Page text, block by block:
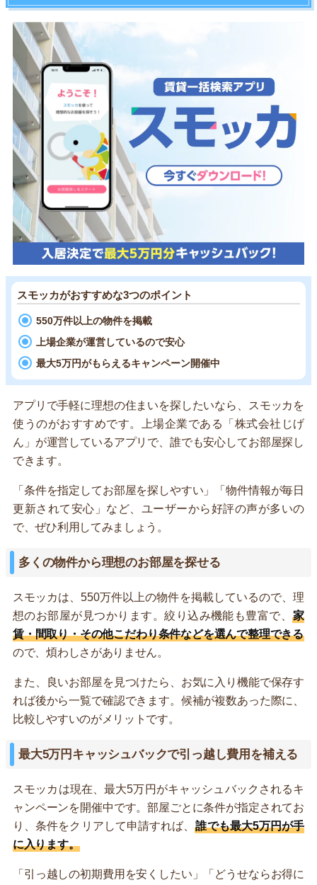
スモッカがおすすめな3つのポイント
550万件以上の物件を掲載
上場企業が運営しているので安心
最大5万円がもらえるキャンペーン開催中
アプリで手軽に理想の住まいを探したいなら、スモッカを
使うのがおすすめです。上場企業である「株式会社じげ
ん」が運営しているアプリで、誰でも安心してお部屋探し
できます。
「条件を指定してお部屋を探しやすい」「物件情報が毎日
更新されて安心」など、ユーザーから好評の声が多いの
で、ぜひ利用してみましょう。
多くの物件から理想のお部屋を探せる
スモッカは、550万件以上の物件を掲載しているので、理
想のお部屋が見つかります。絞り込み機能も豊富で、家
賃・間取り・その他こだわり条件などを選んで整理できる
ので、煩わしさがありません。
また、良いお部屋を見つけたら、お気に入り機能で保存す
れば後から一覧で確認できます。候補が複数あった際に、
比較しやすいのがメリットです。
最大5万円キャッシュバックで引っ越し費用を補える
スモッカは現在、最大5万円がキャッシュバックされるキ
ャンペーンを開催中です。部屋ごとに条件が指定されてお
り、条件をクリアして申請すれば、誰でも最大5万円が手
に入ります。
「引っ越しの初期費用を安くしたい」「どうせならお得に